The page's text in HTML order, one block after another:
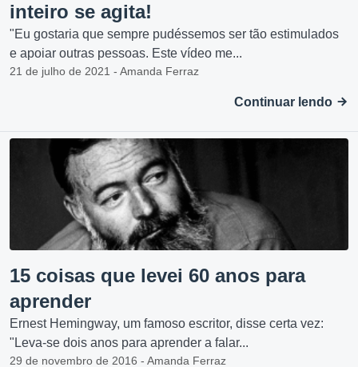
inteiro se agita!
"Eu gostaria que sempre pudéssemos ser tão estimulados
e apoiar outras pessoas. Este vídeo me...
21 de julho de 2021 - Amanda Ferraz
Continuar lendo
15 coisas que levei 60 anos para
aprender
Ernest Hemingway, um famoso escritor, disse certa vez:
"Leva-se dois anos para aprender a falar...
29 de novembro de 2016 - Amanda Ferraz